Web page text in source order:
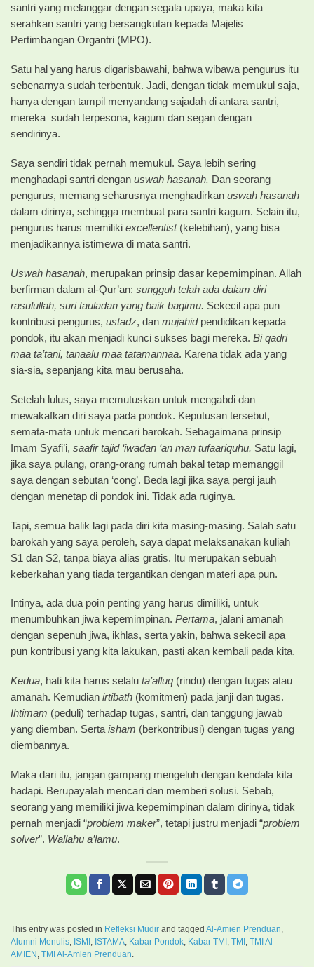
santri yang melanggar dengan segala upaya, maka kita
serahkan santri yang bersangkutan kepada Majelis
Pertimbangan Organtri (MPO).
Satu hal yang harus digarisbawahi, bahwa wibawa pengurus itu
sebenarnya sudah terbentuk. Jadi, dengan tidak memukul saja,
hanya dengan tampil menyandang sajadah di antara santri,
mereka sudah terpesona, kagum dan segan dengan
sendirinya.
Saya sendiri tidak pernah memukul. Saya lebih sering
menghadapi santri dengan uswah hasanah. Dan seorang
pengurus, memang seharusnya menghadirkan uswah hasanah
dalam dirinya, sehingga membuat para santri kagum. Selain itu,
pengurus harus memiliki excellentist(kelebihan), yang bisa
menjadikannya istimewa di mata santri.
Uswah hasanah, merupakan prinsip dasar kepemimpinan. Allah
berfirman dalam al-Qur’an: sungguh telah ada dalam diri
rasulullah, suri tauladan yang baik bagimu. Sekecil apa pun
kontribusi pengurus, ustadz, dan mujahidpendidikan kepada
pondok, itu akan menjadi kunci sukses bagi mereka. Bi qadri
maa ta’tani, tanaalu maa tatamannaa. Karena tidak ada yang
sia-sia, sepanjang kita mau berusaha.
Setelah lulus, saya memutuskan untuk mengabdi dan
mewakafkan diri saya pada pondok. Keputusan tersebut,
semata-mata untuk mencari barokah. Sebagaimana prinsip
Imam Syafi’i, saafir tajid ‘iwadan ‘an man tufaariquhu. Satu lagi,
jika saya pulang, orang-orang rumah bakal tetap memanggil
saya dengan sebutan ‘cong’. Beda lagi jika saya pergi jauh
dengan menetap di pondok ini. Tidak ada ruginya.
Tapi, semua balik lagi pada diri kita masing-masing. Salah satu
barokah yang saya peroleh, saya dapat melaksanakan kuliah
S1 dan S2, tanpa biaya alias gratis. Itu merupakan sebuah
keberkahan yang tiada tergantikan dengan materi apa pun.
Intinya, ada dua poin penting yang harus dimiliki, untuk
menumbuhkan jiwa kepemimpinan. Pertama, jalani amanah
dengan sepenuh jiwa, ikhlas, serta yakin, bahwa sekecil apa
pun kontribusi yang kita lakukan, pasti akan kembali pada kita.
Kedua, hati kita harus selalu ta’alluq (rindu) dengan tugas atau
amanah. Kemudian irtibath (komitmen) pada janji dan tugas.
Ihtimam (peduli) terhadap tugas, santri, dan tanggung jawab
yang diemban. Sertaisham (berkontribusi) dengan tugas yang
diembannya.
Maka dari itu, jangan gampang mengeluh dengan kendala kita
hadapi. Berupayalah mencari dan memberi solusi. Sebab,
seorang yang memiliki jiwa kepemimpinan dalam dirinya, tidak
pernah menjadi “problem maker”, tetapi justru menjadi “problem
solver”. Wallahu a’lamu.
This entry was posted in Refleksi Mudir and tagged Al-Amien Prenduan
Alumni Menulis
ISMI ISTAMA Kabar Pondok Kabar TMI TMI
TMI Al-
AMIEN
TMI Al-Amien Prenduan